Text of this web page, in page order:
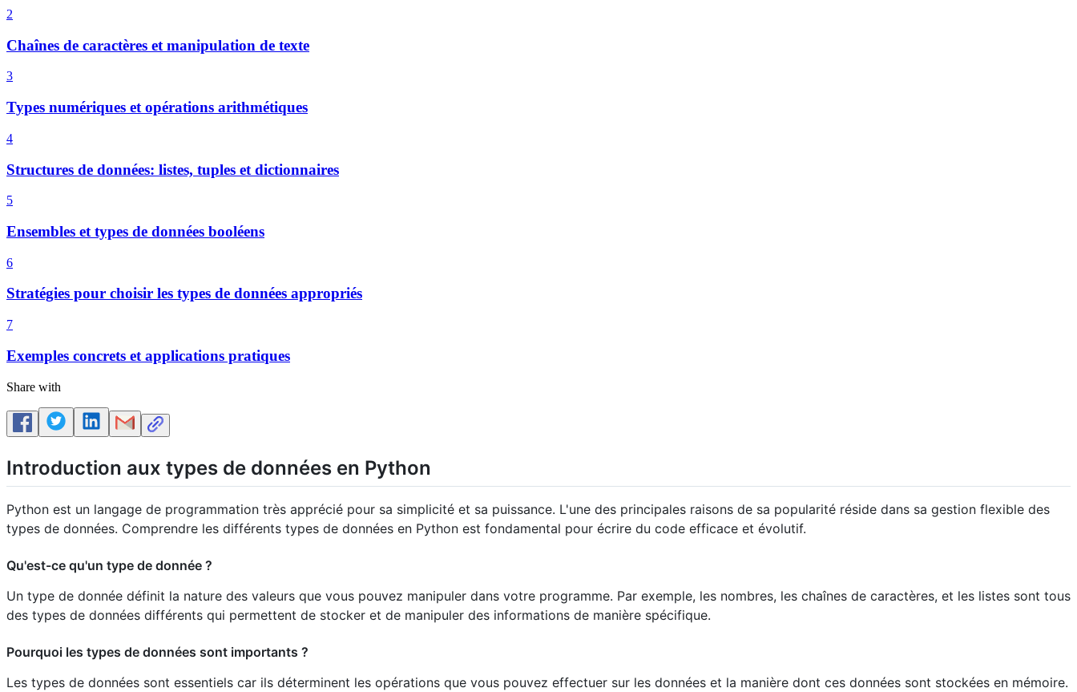
2
Chaînes de caractères et manipulation de texte
3
Types numériques et opérations arithmétiques
4
Structures de données: listes, tuples et dictionnaires
5
Ensembles et types de données booléens
6
Stratégies pour choisir les types de données appropriés
7
Exemples concrets et applications pratiques
Share with
Introduction aux types de données en Python
Python est un langage de programmation très apprécié pour sa simplicité et sa puissance. L'une des principales raisons de sa popularité réside dans sa gestion flexible des
types de données. Comprendre les différents types de données en Python est fondamental pour écrire du code efficace et évolutif.
Qu'est-ce qu'un type de donnée ?
Un type de donnée définit la nature des valeurs que vous pouvez manipuler dans votre programme. Par exemple, les nombres, les chaînes de caractères, et les listes sont tous
des types de données différents qui permettent de stocker et de manipuler des informations de manière spécifique.
Pourquoi les types de données sont importants ?
Les types de données sont essentiels car ils déterminent les opérations que vous pouvez effectuer sur les données et la manière dont ces données sont stockées en mémoire.